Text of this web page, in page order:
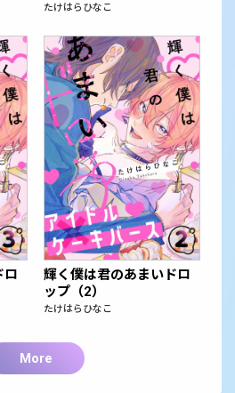
たけはらひなこ
ロ
輝く僕は君のあまいドロ
ップ（2）
たけはらひなこ
More